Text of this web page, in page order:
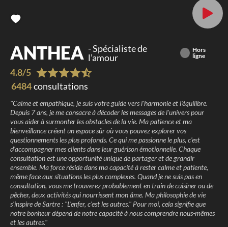
ANTHEA -Spécialiste de
l’amour
Hors
ligne
4.8/5
6484consultations
"Calme et empathique, je suis votre guide vers l'harmonie et l'équilibre.
Depuis 7 ans, je me consacre à décoder les messages de l'univers pour
vous aider à surmonter les obstacles de la vie. Ma patience et ma
bienveillance créent un espace sûr où vous pouvez explorer vos
questionnements les plus profonds. Ce qui me passionne le plus, c'est
d'accompagner mes clients dans leur guérison émotionnelle. Chaque
consultation est une opportunité unique de partager et de grandir
ensemble. Ma force réside dans ma capacité à rester calme et patiente,
même face aux situations les plus complexes. Quand je ne suis pas en
consultation, vous me trouverez probablement en train de cuisiner ou de
pêcher, deux activités qui nourrissent mon âme. Ma philosophie de vie
s'inspire de Sartre : "L'enfer, c'est les autres." Pour moi, cela signifie que
notre bonheur dépend de notre capacité à nous comprendre nous-mêmes
et les autres."